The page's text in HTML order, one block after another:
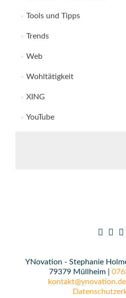
Tools und Tipps
Trends
Web
Wohltätigkeit
XING
YouTube
YNovation - Stephanie
79379 Müllheim |
kontakt@ynovation.de